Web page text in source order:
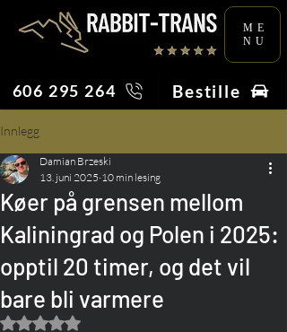
ME
NU
606 295 264 Bestille
Innlegg
Køer på grensen mellom
Kaliningrad og Polen i 2025:
opptil 20 timer, og det vil
bare bli varmere
Damian Brzeski
13. juni 2025 10 min lesing
Gitt NaN av 5 stjerner.